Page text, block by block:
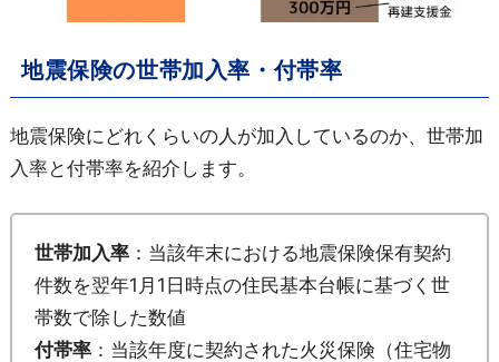
地震保険の世帯加入率・付帯率
地震保険にどれくらいの人が加入しているのか、世帯加
入率と付帯率を紹介します。
世帯加入率：当該年末における地震保険保有契約
件数を翌年1月1日時点の住民基本台帳に基づく世
帯数で除した数値
付帯率：当該年度に契約された火災保険（住宅物